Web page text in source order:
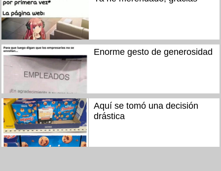
Enorme gesto de generosidad
Aquí se tomó una decisión
drástica